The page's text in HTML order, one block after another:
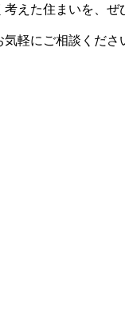
えた住まいを、ぜ
軽にご相談くださ